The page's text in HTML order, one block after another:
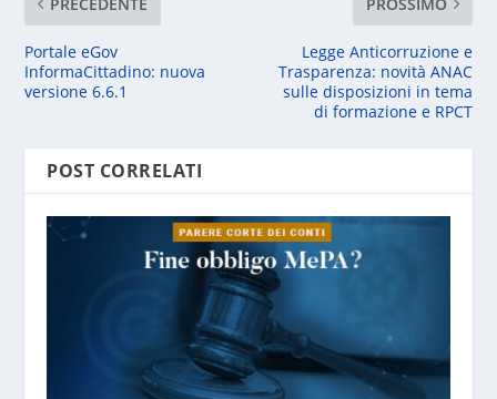
Portale eGov
InformaCittadino: nuova
versione 6.6.1
Legge Anticorruzione e
Trasparenza: novità ANAC
sulle disposizioni in tema
di formazione e RPCT
POST CORRELATI